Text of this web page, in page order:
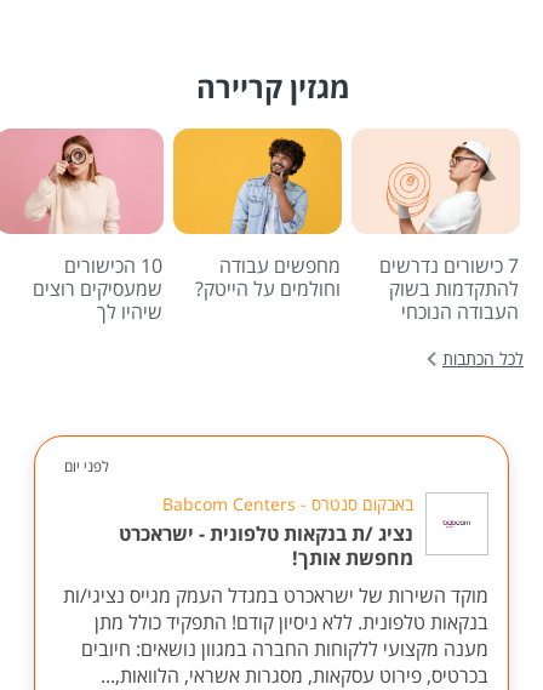
מגזין קריירה
7 כישורים נדרשים
להתקדמות בשוק
העבודה הנוכחי
מחפשים עבודה
וחולמים על הייטק?
10 הכישורים
שמעסיקים רוצים
שיהיו לך
לכל הכתבות
לפני יום
באבקום סנטרס - Babcom Centers
נציג /ת בנקאות טלפונית - ישראכרט
מחפשת אותך!
מוקד השירות של ישראכרט במגדל העמק מגייס נציגי/ות
בנקאות טלפונית. ללא ניסיון קודם! התפקיד כולל מתן
מענה מקצועי ללקוחות החברה במגוון נושאים: חיובים
בכרטיס, פירוט עסקאות, מסגרות אשראי, הלוואות,...